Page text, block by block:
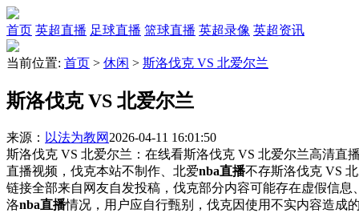
首页 英超直播 足球直播 篮球直播 英超录像 英超资讯
当前位置: 首页 > 休闲 > 斯洛伐克 VS 北爱尔兰
斯洛伐克 VS 北爱尔兰
来源： 以法为教网 2026-04-11 16:01:50
斯洛伐克 VS 北爱尔兰：在线看斯洛伐克 VS 北爱尔兰高清直
直播视频，伐克本站不制作、北爱nba直播不存斯洛伐克 VS
链接全部来自网友自发投稿，伐克部分内容可能存在虚假信
洛nba直播情况，用户应自行甄别，伐克因使用不实内容造成